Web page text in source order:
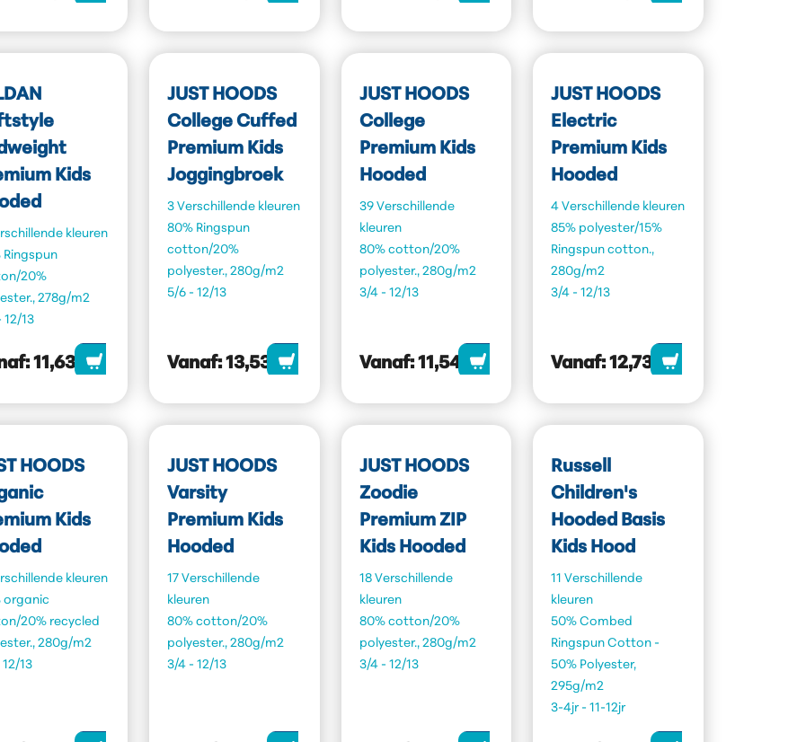
Kids
kleuren
Ringspun
20%
278g/m2
12/13
11,63
JUST HOODS
College Cuffed
Premium Kids
Joggingbroek
3 Verschillende kleuren
80% Ringspun
cotton/20%
polyester., 280g/m2
5/6 - 12/13
Vanaf:13,53
JUST HOODS
College
Premium Kids
Hooded
39 Verschillende
kleuren
80% cotton/20%
polyester., 280g/m2
3/4 - 12/13
Vanaf:11,54
JUST HOODS
Electric
Premium Kids
Hooded
4 Verschillende kleuren
85% polyester/15%
Ringspun cotton.,
280g/m2
3/4 - 12/13
Vanaf: 12,73
HOODS
Kids
kleuren
organic
20% recycled
280g/m2
13
JUST HOODS
Varsity
Premium Kids
Hooded
17 Verschillende
kleuren
80% cotton/20%
polyester., 280g/m2
3/4 - 12/13
JUST HOODS
Zoodie
Premium ZIP
Kids Hooded
18 Verschillende
kleuren
80% cotton/20%
polyester., 280g/m2
3/4 - 12/13
Russell
Children's
Hooded Basis
Kids Hood
11 Verschillende
kleuren
50% Combed
Ringspun Cotton -
50% Polyester,
295g/m2
3-4jr - 11-12jr